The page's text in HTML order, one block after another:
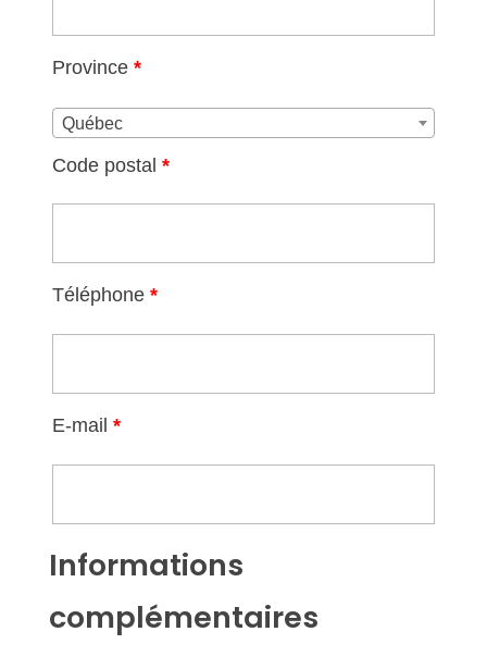
Province *
Québec
Code postal *
Téléphone *
E-mail *
Informations
complémentaires